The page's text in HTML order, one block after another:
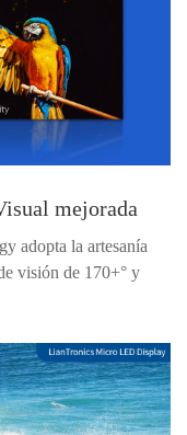
mejorada
adopta la artesanía
visión de 170+° y